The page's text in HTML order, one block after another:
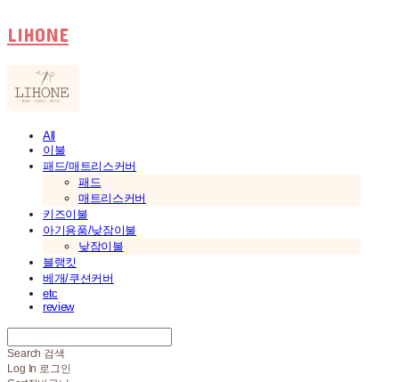
LIHONE
All
이불
패드/매트리스커버
패드
매트리스커버
키즈이불
아기용품/낮잠이불
낮잠이불
블랭킷
베개/쿠션커버
etc
review
Search 검색
Log In 로그인